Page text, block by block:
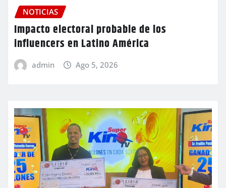
NOTICIAS
Impacto electoral probable de los
influencers en Latino América
admin Ago 5, 2026